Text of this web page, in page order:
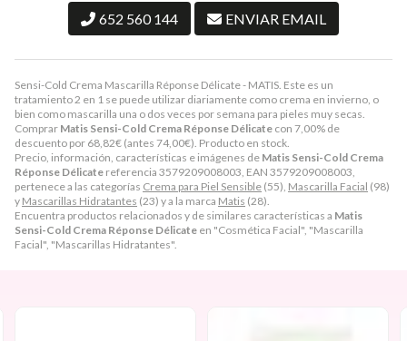
Sensi-Cold Crema Mascarilla Réponse Délicate - MATIS. Este es un
tratamiento 2 en 1 se puede utilizar diariamente como crema en invierno, o
bien como mascarilla una o dos veces por semana para pieles muy secas.
Comprar Matis Sensi-Cold Crema Réponse Délicate con 7,00% de
descuento por 68,82€ (antes 74,00€). Producto en stock.
Precio, información, características e imágenes de Matis Sensi-Cold Crema
Réponse Délicate referencia 3579209008003, EAN 3579209008003,
pertenece a las categorías Crema para Piel Sensible (55), Mascarilla Facial (98)
y Mascarillas Hidratantes (23) y a la marca Matis (28).
Encuentra productos relacionados y de similares características a Matis
Sensi-Cold Crema Réponse Délicate en "Cosmética Facial", "Mascarilla
Facial", "Mascarillas Hidratantes".
652 560 144 ENVIAR EMAIL